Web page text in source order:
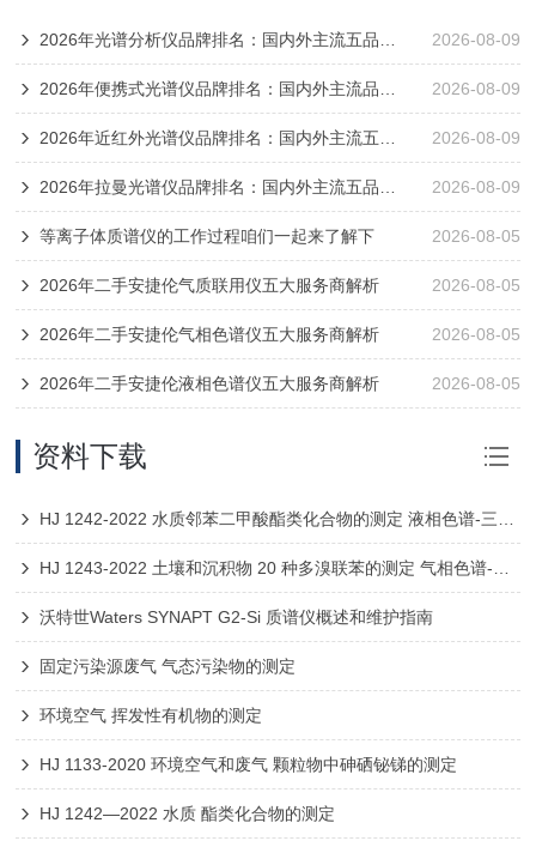
2026年光谱分析仪品牌排名：国内外主流五品牌综合实力对比 2026-08-09
2026年便携式光谱仪品牌排名：国内外主流品牌综合实力对比 2026-08-09
2026年近红外光谱仪品牌排名：国内外主流五品牌综合实力对比 2026-08-09
2026年拉曼光谱仪品牌排名：国内外主流五品牌综合实力对比 2026-08-09
等离子体质谱仪的工作过程咱们一起来了解下 2026-08-05
2026年二手安捷伦气质联用仪五大服务商解析 2026-08-05
2026年二手安捷伦气相色谱仪五大服务商解析 2026-08-05
2026年二手安捷伦液相色谱仪五大服务商解析 2026-08-05
资料下载
HJ 1242-2022 水质邻苯二甲酸酯类化合物的测定 液相色谱-三重四极杆质谱法
HJ 1243-2022 土壤和沉积物 20 种多溴联苯的测定 气相色谱-高分辨质谱法
沃特世Waters SYNAPT G2-Si 质谱仪概述和维护指南
固定污染源废气 气态污染物的测定
环境空气 挥发性有机物的测定
HJ 1133-2020 环境空气和废气 颗粒物中砷硒铋锑的测定
HJ 1242—2022 水质 酯类化合物的测定